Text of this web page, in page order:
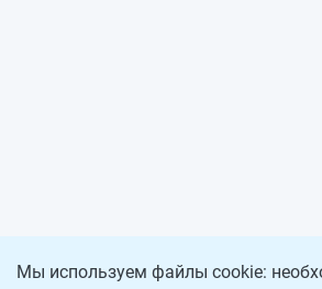
Мы используем файлы cookie: